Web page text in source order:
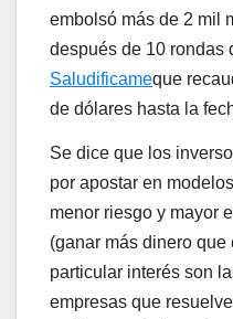
embolsó más de 2 mil
después de 10 rondas
Saludificameque
de dólares hasta la
Se dice que los
por apostar en
menor riesgo y mayor
(ganar más dinero que
particular interés son
empresas que